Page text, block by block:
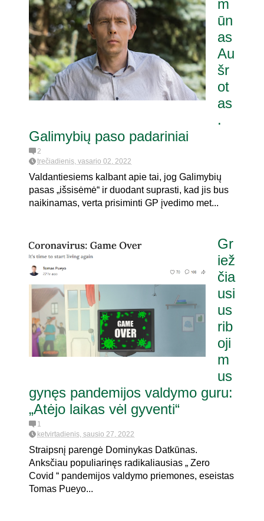
m
ūn
as
Au
šr
ot
as
.
Galimybių paso padariniai
2
trečiadienis, vasario 02, 2022
Valdantiesiems kalbant apie tai, jog Galimybių
pasas „išsisėmė“ ir duodant suprasti, kad jis bus
naikinamas, verta prisiminti GP įvedimo met...
Gr
iež
čia
usi
us
rib
oji
m
us
gynęs pandemijos valdymo guru:
„Atėjo laikas vėl gyventi“
1
ketvirtadienis, sausio 27, 2022
Straipsnį parengė Dominykas Datkūnas.
Anksčiau populiarinęs radikaliausias „ Zero
Covid “ pandemijos valdymo priemones, eseistas
Tomas Pueyo...